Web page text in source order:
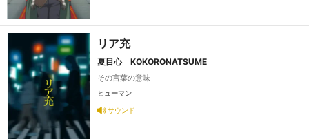
リア充
夏目心 KOKORONATSUME
その言葉の意味
ヒューマン
サウンド